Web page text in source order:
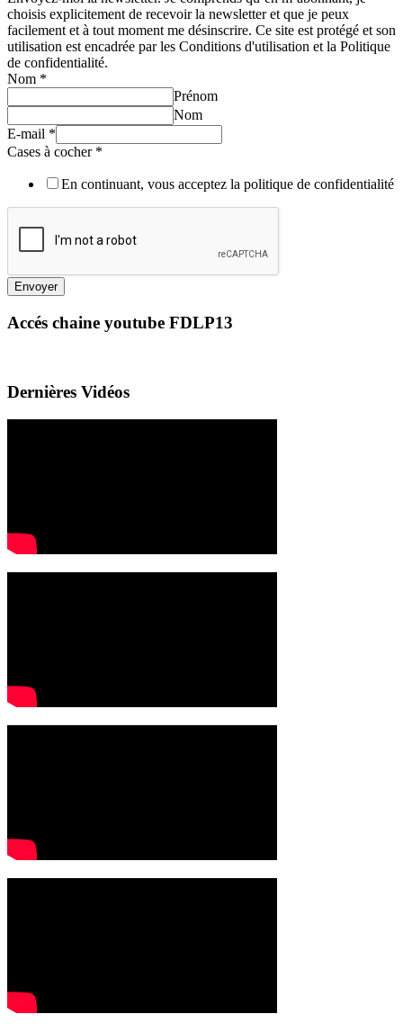
choisis explicitement de recevoir la newsletter et que je peux
facilement et à tout moment me désinscrire. Ce site est protégé et son
utilisation est encadrée par les Conditions d'utilisation et la Politique
de confidentialité.
Nom *
Prénom
Nom
E-mail *
Cases à cocher *
En continuant, vous acceptez la politique de confidentialité
Envoyer
Accés chaine youtube FDLP13
Dernières Vidéos